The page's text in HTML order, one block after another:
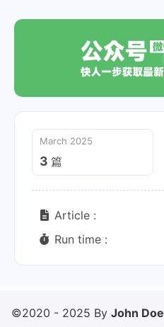
March 2025
3 篇
Article :
Run time :
©2020 - 2025 By John Doe